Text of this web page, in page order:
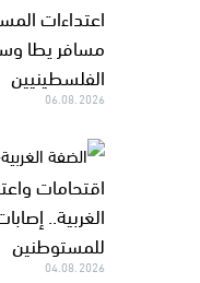
اعتداءات
مسافر يطا
الفلسطينيين
06.08.2026
اقتحامات
الغربية..
للمستوطنين
04.08.2026